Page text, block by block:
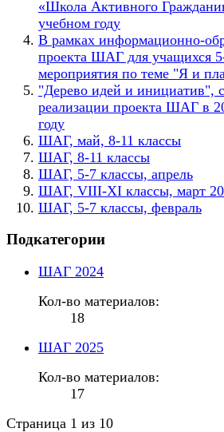
«Школа Активного
учебном году
В рамках информационно-
проекта ШАГ для учащихся
мероприятия по теме "Я и
"Дерево идей и инициатив",
реализации проекта ШАГ в
году
ШАГ, май, 8-11 классы
ШАГ, 8-11 классы
ШАГ, 5-7 классы, апрель
ШАГ, VIII-XI классы, март
ШАГ, 5-7 классы, февраль
Подкатегории
ШАГ 2024
Кол-во материалов:
18
ШАГ 2025
Кол-во материалов:
17
Страница 1 из 10